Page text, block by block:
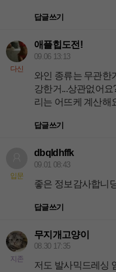
답글쓰기
다신
애플힙도전!
09.06 13:13
와인 종류는 무관한
강한거...상관없어
리는 어뜨케 계산해
답글쓰기
입문
dbqldhffk
09.01 08:43
좋은 정보감사합니
답글쓰기
지존
무지개고양이
08.30 17:35
저도 발사믹드레싱